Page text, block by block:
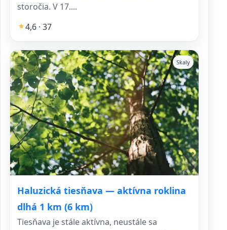
storočia. V 17....
4,6 · 37
Haluzická tiesňava — aktívna roklina
dlhá 1 km (6 km)
Skaly
Tiesňava je stále aktívna, neustále sa